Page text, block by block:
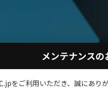
メンテナンスの
をご利用いただき、誠にあり